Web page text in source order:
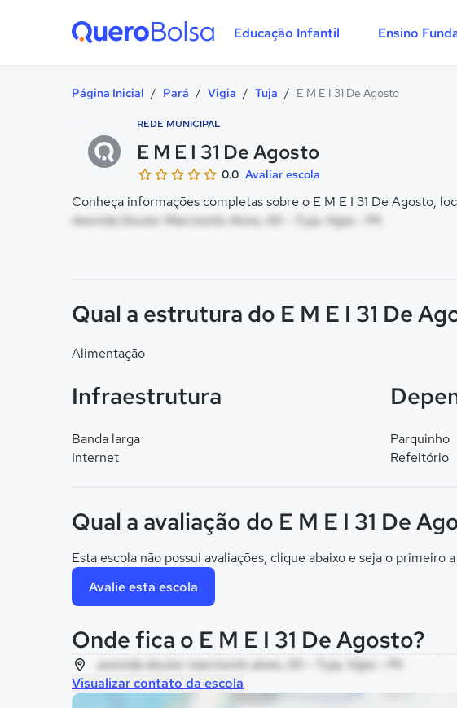
Educação Infantil Ensino
Página Inicial / Pará / Vigia / Tuja / E M E I 31 De Agosto
REDE MUNICIPAL
E M E I 31 De Agosto
0.0 Avaliar escola
Conheça informações completas sobre o E M E I 31 De Agosto,
Avenida Doutor Marcionilo Alves, 00 - Tuja, Vigia - PA
Qual a estrutura do E M E I 31 De
Alimentação
Infraestrutura
Banda larga
Internet
Parquinho
Refeitório
Qual a avaliação do E M E I 31 De
Esta escola não possui avaliações, clique abaixo e seja o primeiro
Avalie esta escola
Onde fica o E M E I 31 De Agosto?
avenida doutor marcionilo alves, 00 - Tuja, Vigia - PA
Visualizar contato da escola